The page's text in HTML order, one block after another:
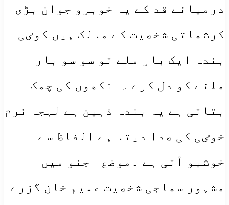
درمیانے قد کے یہ خوبرو جوان بڑی
کرشماتی شخصیت کے مالک ہیں کوٸی
بندہ ایک بار ملے تو سو سو بار
ملنے کو دل کرے ۔انکھوں کی چمک
بتاتی ہے یہ بندہ ذہین ہے لہجہ نرم
خوٸی کی صدا دیتا ہے الفاظ سے
خوشبو آتی ہے ۔موضع اجنو میں
مشہور سماجی شخصیت علیم خان گزرے